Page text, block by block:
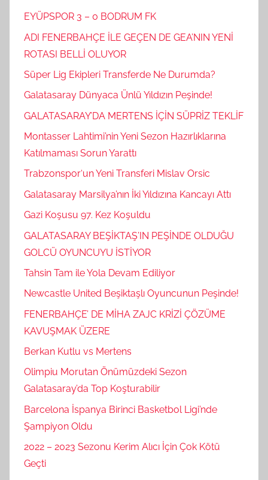
EYÜPSPOR 3 – 0 BODRUM FK
ADI FENERBAHÇE İLE GEÇEN DE GEA’NIN YENİ
ROTASI BELLİ OLUYOR
Süper Lig Ekipleri Transferde Ne Durumda?
Galatasaray Dünyaca Ünlü Yıldızın Peşinde!
GALATASARAY’DA MERTENS İÇİN SÜPRİZ TEKLİF
Montasser Lahtimi’nin Yeni Sezon Hazırlıklarına
Katılmaması Sorun Yarattı
Trabzonspor‘un Yeni Transferi Mislav Orsic
Galatasaray Marsilya’nın İki Yıldızına Kancayı Attı
Gazi Koşusu 97. Kez Koşuldu
GALATASARAY BEŞİKTAŞ’IN PEŞİNDE OLDUĞU
GOLCÜ OYUNCUYU İSTİYOR
Tahsin Tam ile Yola Devam Ediliyor
Newcastle United Beşiktaşlı Oyuncunun Peşinde!
FENERBAHÇE’ DE MİHA ZAJC KRİZİ ÇÖZÜME
KAVUŞMAK ÜZERE
Berkan Kutlu vs Mertens
Olimpiu Morutan Önümüzdeki Sezon
Galatasaray’da Top Koşturabilir
Barcelona İspanya Birinci Basketbol Ligi’nde
Şampiyon Oldu
2022 – 2023 Sezonu Kerim Alıcı İçin Çok Kötü
Geçti